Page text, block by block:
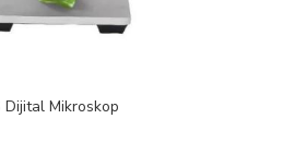
Mikroskop